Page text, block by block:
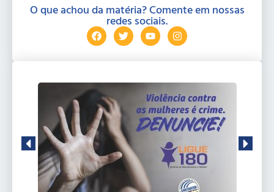
O que achou da matéria? Comente em nossas
redes sociais.